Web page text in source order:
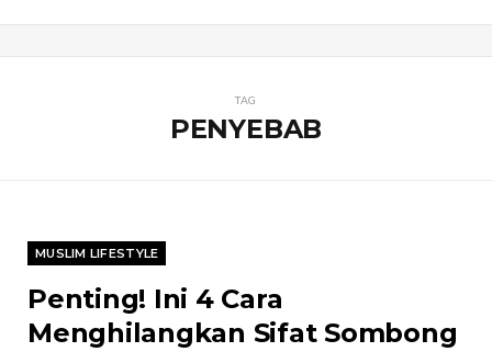
TAG
PENYEBAB
MUSLIM LIFESTYLE
Penting! Ini 4 Cara
Menghilangkan Sifat Sombong